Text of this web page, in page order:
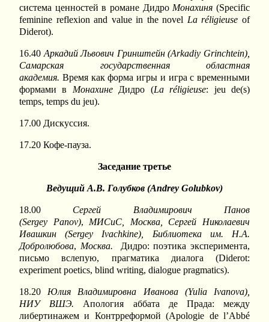
система ценностей в романе Дидро Монахиня (Specific
feminine reflexion and value in the novel La réligieuse of
Diderot).
16.40 Аркадий Львович Гринштейн (Arkadiy Grinchtein),
Самарская государственная областная
академия. Время как форма игры и игра с временными
формами в МонахинеДидро (La réligieuse: jeu de(s)
temps, temps du jeu).
17.00 Дискуссия.
17.20 Кофе-пауза.
Заседание третье
Ведущий А.В. Голубков (Andrey Golubkov)
18.00 Сергей Владимирович Панов
(Sergey Panov), МИСиС, Москва, Сергей Николаевич
Ивашкин (Sergey Ivachkine), Библиотека им. Н.А.
Добролюбова, Москва. Дидро: поэтика эксперимента,
письмо вслепую, прагматика диалога (Diderot:
experiment poetics, blind writing, dialogue pragmatics).
18.20 Юлия Владимировна Иванова (Yulia Ivanova),
НИУ ВШЭ. Апология аббата де Прада: между
либертинажем и Контрреформой (Apologie de l’Abbé